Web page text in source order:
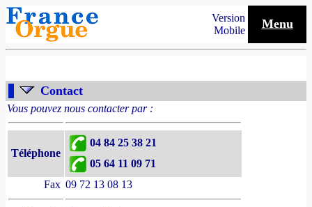
Version
Mobile
Menu
Contact
Vous pouvez nous contacter par :
Téléphone
04 84 25 38 21
05 64 11 09 71
Fax 09 72 13 08 13